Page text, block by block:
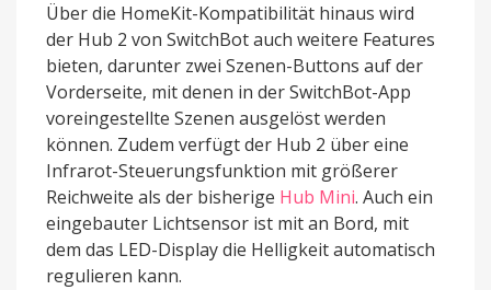
Über die HomeKit-Kompatibilität hinaus wird
der Hub 2 von SwitchBot auch weitere Features
bieten, darunter zwei Szenen-Buttons auf der
Vorderseite, mit denen in der SwitchBot-App
voreingestellte Szenen ausgelöst werden
können. Zudem verfügt der Hub 2 über eine
Infrarot-Steuerungsfunktion mit größerer
Reichweite als der bisherige Hub Mini. Auch ein
eingebauter Lichtsensor ist mit an Bord, mit
dem das LED-Display die Helligkeit automatisch
regulieren kann.